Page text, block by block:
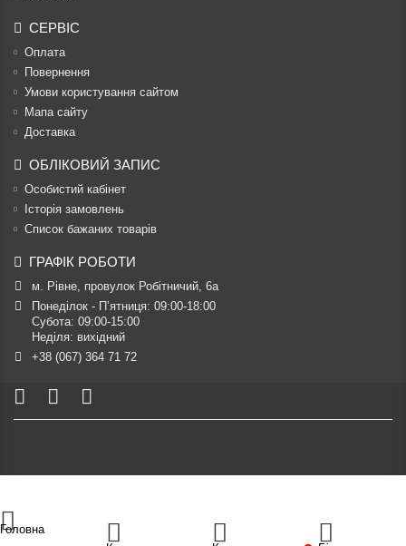
СЕРВІС
Оплата
Повернення
Умови користування сайтом
Мапа сайту
Доставка
ОБЛІКОВИЙ ЗАПИС
Особистий кабінет
Історія замовлень
Список бажаних товарів
ГРАФІК РОБОТИ
м. Рівне, провулок Робітничий, 6а
Понеділок - П’ятниця: 09:00-18:00
Субота: 09:00-15:00
Неділя: вихідний
+38 (067) 364 71 72
Головна